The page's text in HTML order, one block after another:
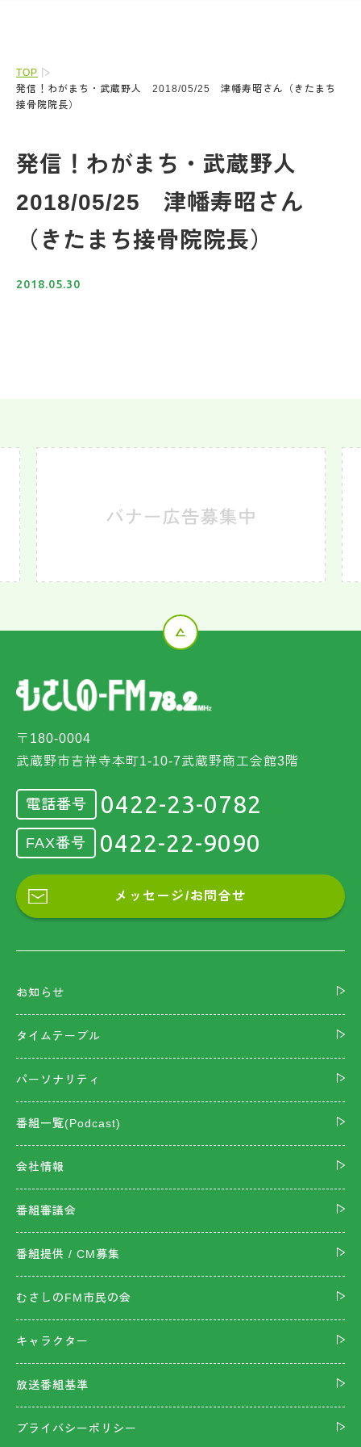
TOP
発信！わがまち・武蔵野人 2018/05/25 津幡寿昭さん（きたまち
接骨院院長）
発信！わがまち・武蔵野人
2018/05/25 津幡寿昭さん
（きたまち接骨院院長）
2018.05.30
〒180-0004
武蔵野市吉祥寺本町1-10-7武蔵野商工会館3階
電話番号 0422-23-0782
FAX番号 0422-22-9090
メッセージ/お問合せ
お知らせ
タイムテーブル
パーソナリティ
番組一覧(Podcast)
会社情報
番組審議会
番組提供 / CM募集
むさしのFM市民の会
キャラクター
放送番組基準
プライバシーポリシー